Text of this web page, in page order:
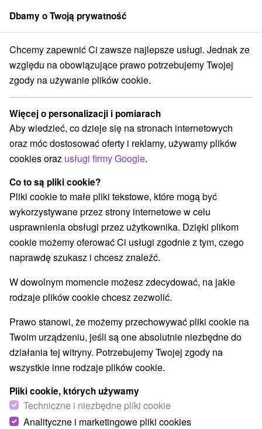
członek grupySorger
Apartmány Západné Slovensko Trnavský kraj Piešťany
Apartmány Piešťany
Kategorie
Wszystkie kategorie
Hotele na Slovacji(10)
Apartmány(3) Penzióny(1) Priváty
Wybierz lokalizację lub datę
WSZYSTKO NAJTAŃSZE NAJDROŻSZE NA
Dbamy o Twoją prywatność
Chcemy zapewnić Ci zawsze najlepsze usługi. Jednak ze
względu na obowiązujące prawo potrzebujemy Twojej
zgody na używanie plików cookie.
Więcej o personalizacji i pomiarach
Aby wiedzieć, co dzieje się na stronach internetowych
oraz móc dostosować oferty i reklamy, używamy plików
cookies oraz usługi firmy Google.
Co to są pliki cookie?
Pliki cookie to małe pliki tekstowe, które mogą być
wykorzystywane przez strony internetowe w celu
usprawnienia obsługi przez użytkownika. Dzięki plikom
cookie możemy oferować Ci usługi zgodnie z tym, czego
naprawdę szukasz i chcesz znaleźć.
W dowolnym momencie możesz zdecydować, na jakie
rodzaje plików cookie chcesz zezwolić.
Prawo stanowi, że możemy przechowywać pliki cookie na
Twoim urządzeniu, jeśli są one absolutnie niezbędne do
działania tej witryny. Potrzebujemy Twojej zgody na
wszystkie inne rodzaje plików cookie.
Pliki cookie, których używamy
Techniczne i niezbędne pliki cookie
Analityczne i marketingowe pliki cookies